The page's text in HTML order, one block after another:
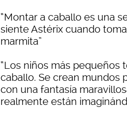
“Montar a caballo es una
siente Astérix cuando toma
marmita”
“Los niños más pequeños
caballo. Se crean mundos
con una fantasía
realmente están